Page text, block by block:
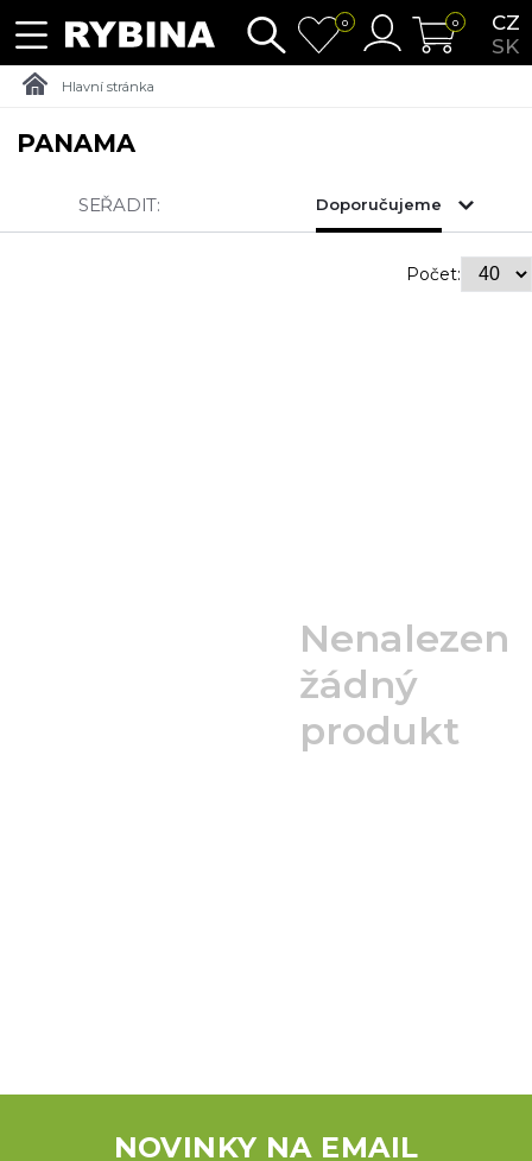
CZ
SK
0 0
Hlavní stránka
PANAMA
SEŘADIT: Doporučujeme
Počet:
Nenalezen
žádný
produkt
NOVINKY NA EMAIL